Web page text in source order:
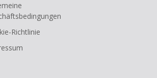
Richtlinie